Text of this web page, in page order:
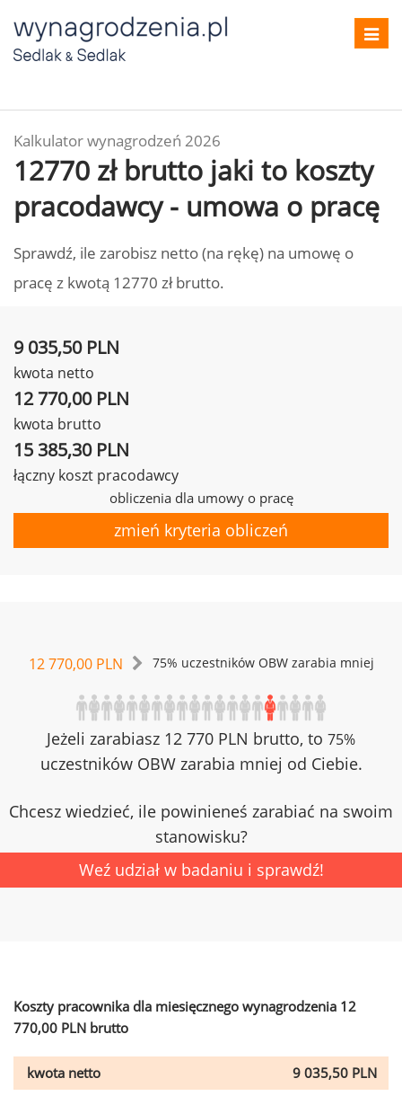
Kalkulator wynagrodzeń 2026
12770 zł brutto jaki to koszty
pracodawcy - umowa o pracę
Sprawdź, ile zarobisz netto (na rękę) na umowę o
pracę z kwotą 12770 zł brutto.
9 035,50 PLN
kwota netto
12 770,00 PLN
kwota brutto
15 385,30 PLN
łączny koszt pracodawcy
obliczenia dla umowy o pracę
zmień kryteria obliczeń
12 770,00 PLN 75% uczestników OBW zarabia mniej
Jeżeli zarabiasz 12 770 PLN brutto, to 75%
uczestników OBW zarabia mniej od Ciebie.
Chcesz wiedzieć, ile powinieneś zarabiać na swoim
stanowisku?
Weź udział w badaniu i sprawdź!
Koszty pracownika dla miesięcznego wynagrodzenia 12
770,00 PLN brutto
kwota netto
9 035,50 PLN